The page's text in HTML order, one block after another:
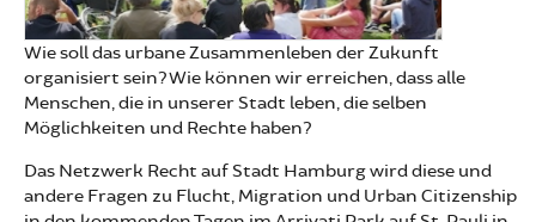
Wie soll das urbane Zusammenleben der Zukunft
organisiert sein? Wie können wir erreichen, dass alle
Menschen, die in unserer Stadt leben, die selben
Möglichkeiten und Rechte haben?
Das Netzwerk Recht auf Stadt Hamburg wird diese und
andere Fragen zu Flucht, Migration und Urban Citizenship